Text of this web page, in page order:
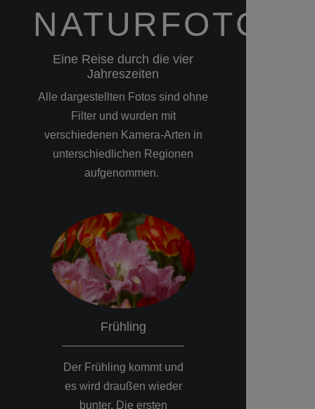
Eine Reise durch die vier
Jahreszeiten
Alle dargestellten Fotos sind ohne
Filter und wurden mit
verschiedenen Kamera-Arten in
unterschiedlichen Regionen
aufgenommen.
Sommer
Die Obstbaumblüte ist
vorbei und die Sonne
hat ihren höchsten